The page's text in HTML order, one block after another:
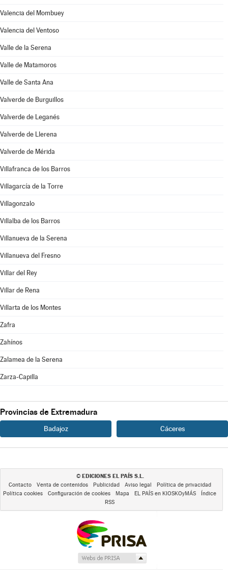
Valencia del Mombuey
Valencia del Ventoso
Valle de la Serena
Valle de Matamoros
Valle de Santa Ana
Valverde de Burguillos
Valverde de Leganés
Valverde de Llerena
Valverde de Mérida
Villafranca de los Barros
Villagarcía de la Torre
Villagonzalo
Villalba de los Barros
Villanueva de la Serena
Villanueva del Fresno
Villar del Rey
Villar de Rena
Villarta de los Montes
Zafra
Zahínos
Zalamea de la Serena
Zarza-Capilla
Provincias de Extremadura
Badajoz Cáceres
© EDICIONES EL PAÍS S.L.
Contacto Venta de contenidos Publicidad Aviso legal
Política de privacidad
Política cookies
Configuración de cookies Mapa EL PAÍS en KIOSKOyMÁS
Índice
RSS